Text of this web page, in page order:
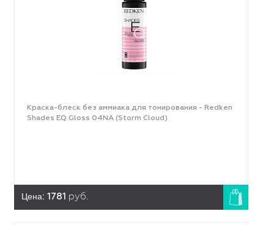
Краска-блеск без аммиака для тонирования - Redken
Shades EQ Gloss 04NA (Storm Cloud)
Цена: 1781 руб.